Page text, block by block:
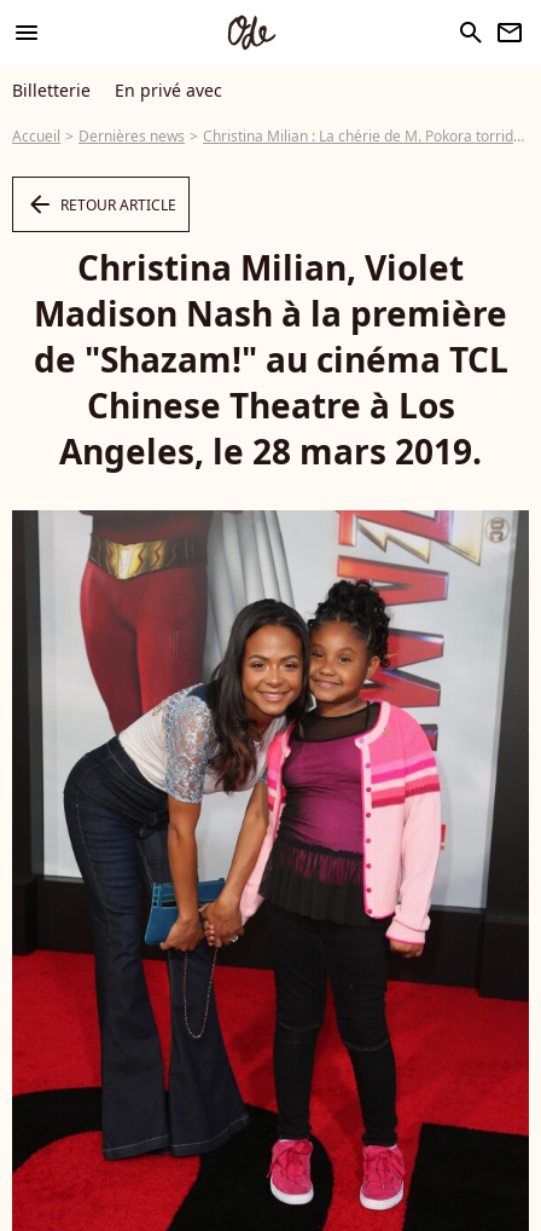
menu search newsletter
Billetterie En privé avec
Accueil Dernières news Christina Milian : La chérie de M. Pokora torride en maillot de bain
arrow_left RETOUR ARTICLE
Christina Milian, Violet
Madison Nash à la première
de "Shazam!" au cinéma TCL
Chinese Theatre à Los
Angeles, le 28 mars 2019.